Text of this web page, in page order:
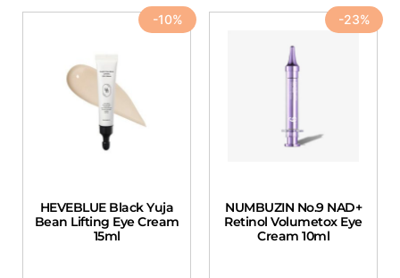
-10%
HEVEBLUE Black Yuja
Bean Lifting Eye Cream
15ml
-23%
NUMBUZIN No.9 NAD+
Retinol Volumetox Eye
Cream 10ml